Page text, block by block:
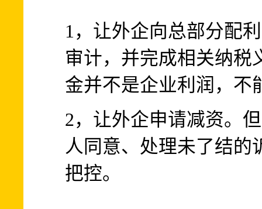
1，让外企向总部分配
审计，并完成相关纳税
金并不是企业利润，不
2，让外企申请减资。
人同意、处理未了结的
把控。